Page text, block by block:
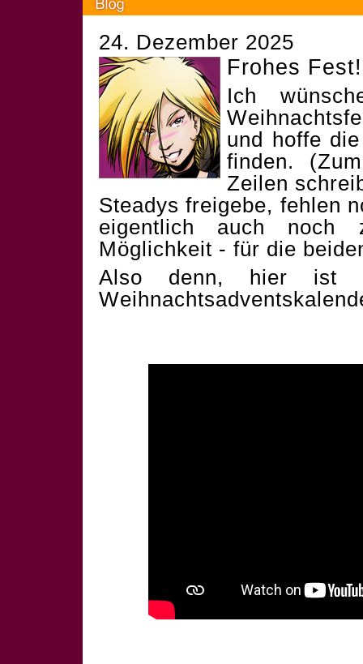
24. Dezember 2025
Frohes Fest!
Ich
und hoffe
finden.
Zeilen
Steadys freigebe, fehlen
eigentlich auch noch
Möglichkeit - für die
Also denn, hier ist